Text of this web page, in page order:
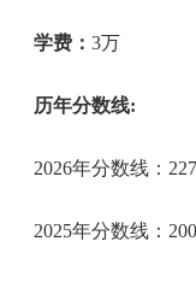
学费：3万
历年分数线:
2026年分数线：
2025年分数线：